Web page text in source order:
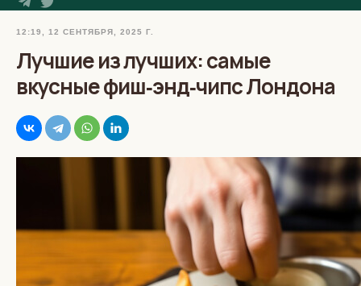
12:19, 12 СЕНТЯБРЯ, 2025 Г.
Лучшие из лучших: самые
вкусные фиш‑энд‑чипс Лондона